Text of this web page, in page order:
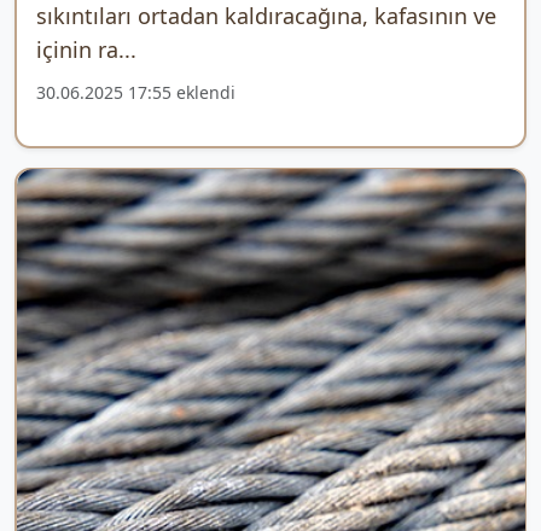
sıkıntıları ortadan kaldıracağına, kafasının ve
içinin ra...
30.06.2025 17:55 eklendi